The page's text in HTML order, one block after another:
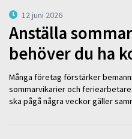
12 juni 2026
Anställa
behöver du ha
Många företag förstärker
sommarvikarier och
ska pågå några veckor gäller